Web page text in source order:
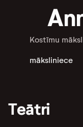
Kostīmu
māksliniece
Teātri